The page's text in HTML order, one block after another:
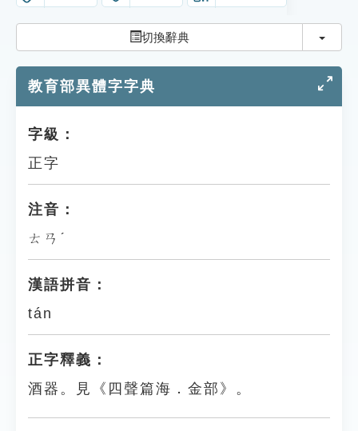
遊戲專區
教學應用
貓頭鷹博士
切換辭典 切換
教育部異體字字典
字級：
正字
注音：
ㄊㄢˊ
漢語拼音：
tán
正字釋義：
酒器。見《四聲篇海．金部》。